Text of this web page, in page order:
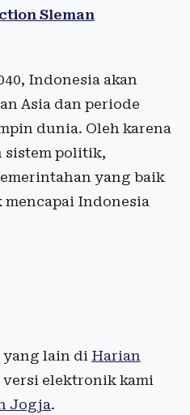
Sleman
Indonesia akan
Asia dan periode
dunia. Oleh karena
sistem politik,
yang baik
Indonesia
yang lain di Harian
versi elektronik kami
Jogja.